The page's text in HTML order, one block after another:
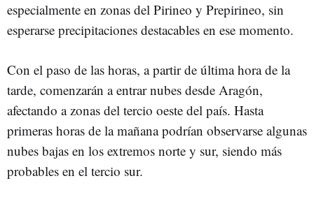
especialmente en zonas del Pirineo y Prepirineo, sin
esperarse precipitaciones destacables en ese momento.
Con el paso de las horas, a partir de última hora de la
tarde, comenzarán a entrar nubes desde Aragón,
afectando a zonas del tercio oeste del país. Hasta
primeras horas de la mañana podrían observarse algunas
nubes bajas en los extremos norte y sur, siendo más
probables en el tercio sur.